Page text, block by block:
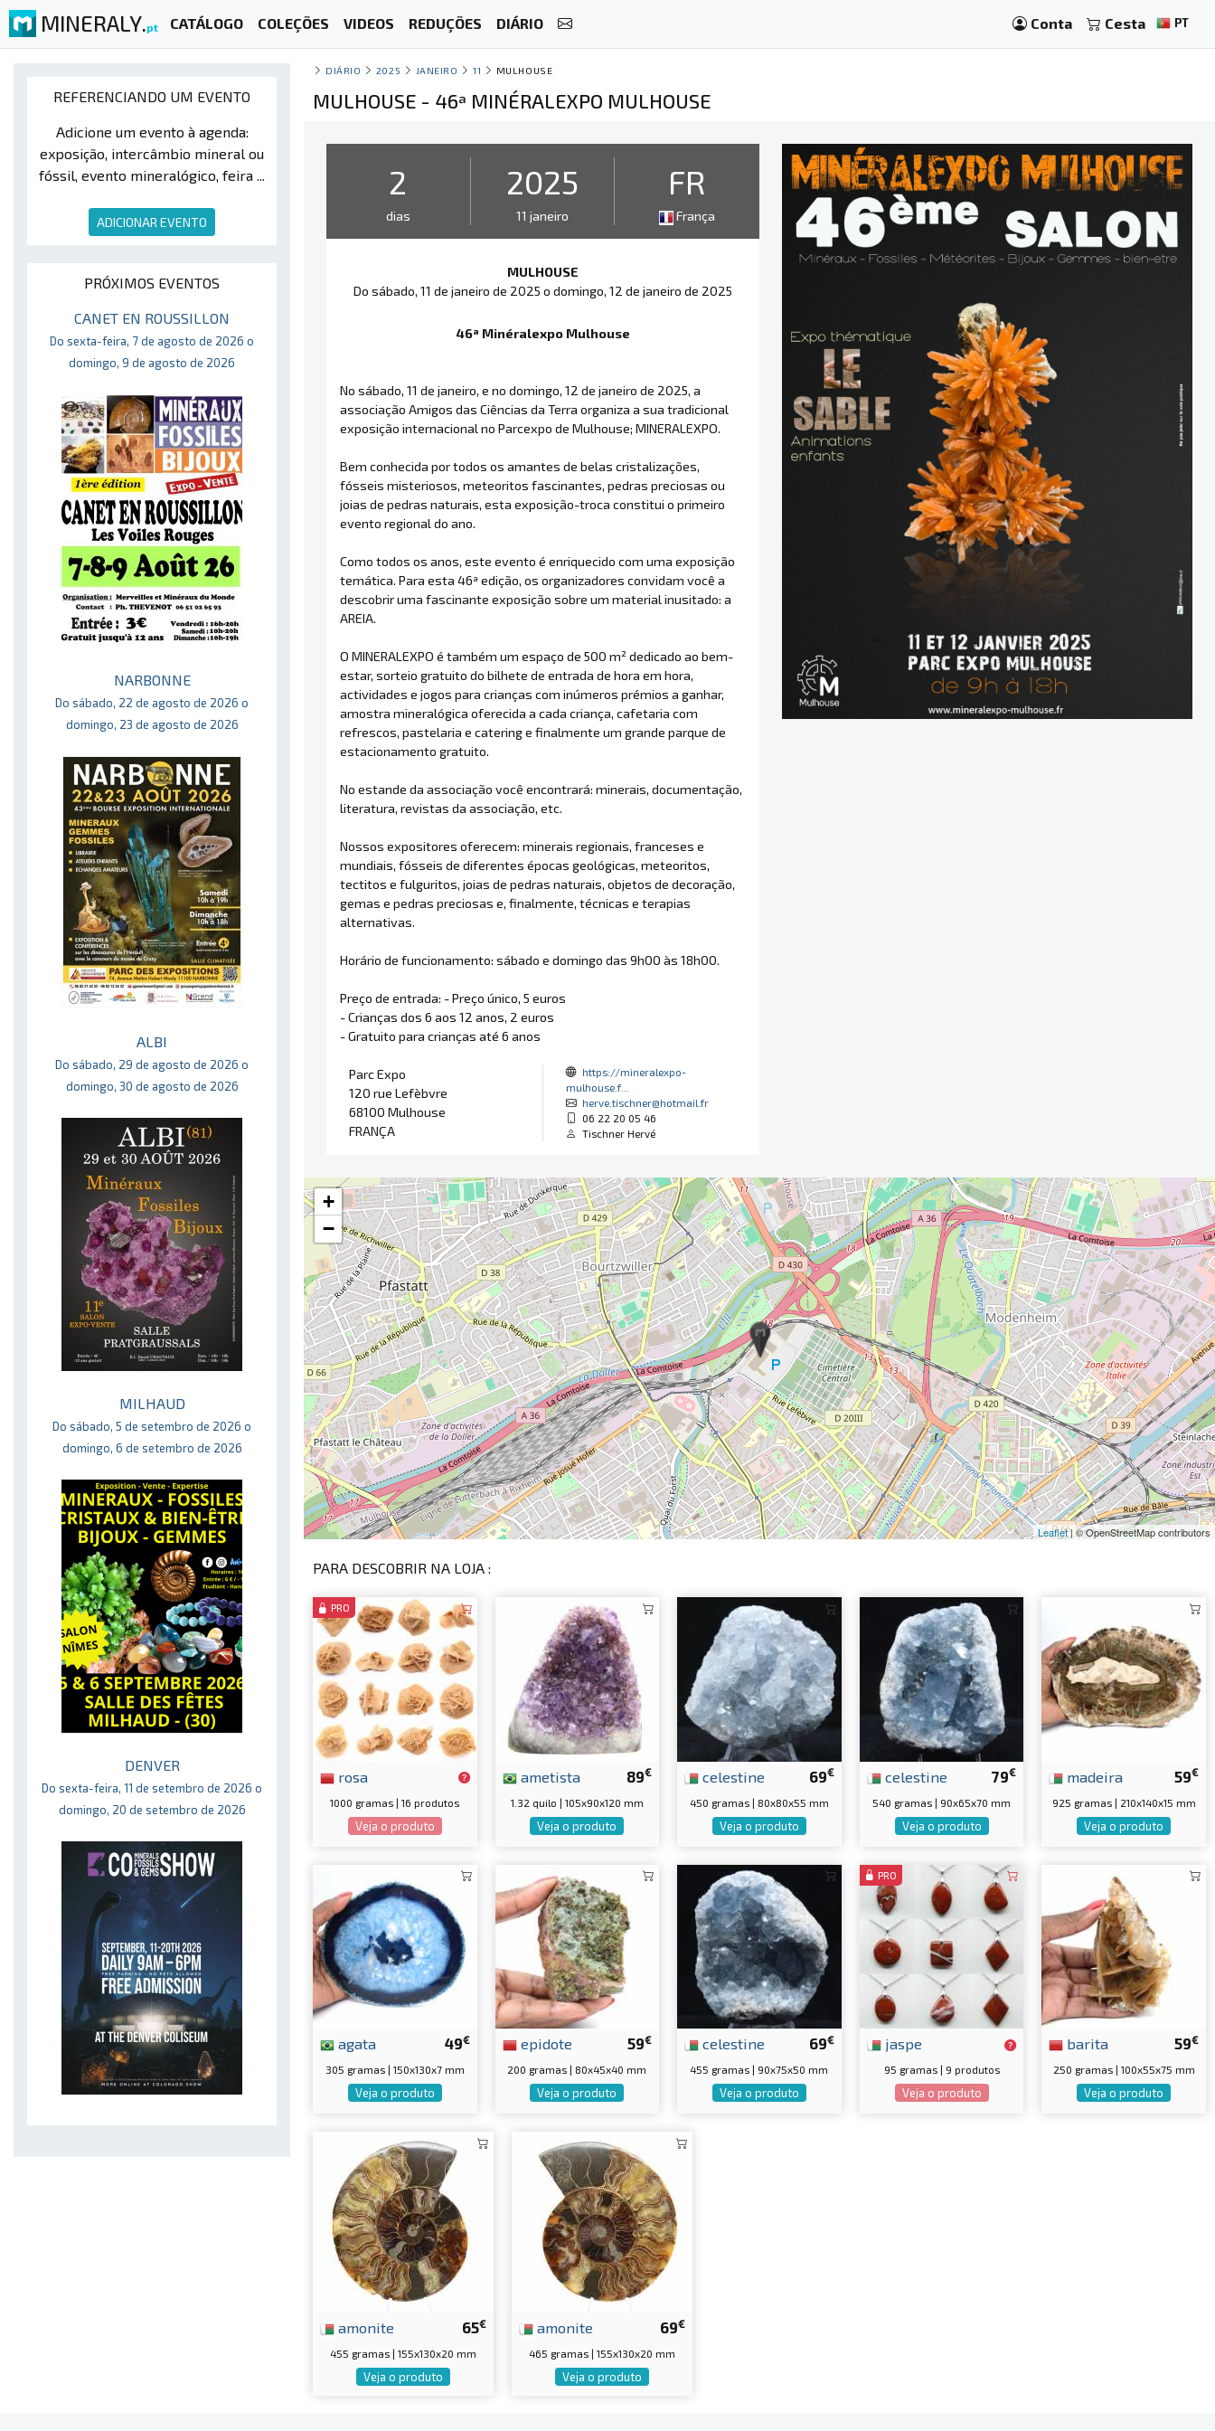
MINERALY.pt CATÁLOGO COLEÇÕES VIDEOS REDUÇÕES DIÁRIO Conta Cesta PT
REFERENCIANDO UM EVENTO
Adicione um evento à agenda:
exposição, intercâmbio mineral ou
fóssil, evento mineralógico, feira ...
ADICIONAR EVENTO
PRÓXIMOS EVENTOS
CANET EN ROUSSILLON
Do sexta-feira, 7 de agosto de 2026 o
domingo, 9 de agosto de 2026
NARBONNE
Do sábado, 22 de agosto de 2026 o
domingo, 23 de agosto de 2026
ALBI
Do sábado, 29 de agosto de 2026 o
domingo, 30 de agosto de 2026
MILHAUD
Do sábado, 5 de setembro de 2026 o
domingo, 6 de setembro de 2026
DENVER
Do sexta-feira, 11 de setembro de 2026 o
domingo, 20 de setembro de 2026
DIÁRIO 2025 JANEIRO 11 MULHOUSE
MULHOUSE - 46ª MINÉRALEXPO MULHOUSE
2
dias
2025
11 janeiro
FR
França
MULHOUSE
Do sábado, 11 de janeiro de 2025 o domingo, 12 de janeiro de 2025
46ª Minéralexpo Mulhouse
No sábado, 11 de janeiro, e no domingo, 12 de janeiro de 2025, a
associação Amigos das Ciências da Terra organiza a sua tradicional
exposição internacional no Parcexpo de Mulhouse; MINERALEXPO.
Bem conhecida por todos os amantes de belas cristalizações,
fósseis misteriosos, meteoritos fascinantes, pedras preciosas ou
joias de pedras naturais, esta exposição-troca constitui o primeiro
evento regional do ano.
Como todos os anos, este evento é enriquecido com uma exposição
temática. Para esta 46ª edição, os organizadores convidam você a
descobrir uma fascinante exposição sobre um material inusitado: a
AREIA.
O MINERALEXPO é também um espaço de 500 m² dedicado ao bem-
estar, sorteio gratuito do bilhete de entrada de hora em hora,
actividades e jogos para crianças com inúmeros prémios a ganhar,
amostra mineralógica oferecida a cada criança, cafetaria com
refrescos, pastelaria e catering e finalmente um grande parque de
estacionamento gratuito.
No estande da associação você encontrará: minerais, documentação,
literatura, revistas da associação, etc.
Nossos expositores oferecem: minerais regionais, franceses e
mundiais, fósseis de diferentes épocas geológicas, meteoritos,
tectitos e fulguritos, joias de pedras naturais, objetos de decoração,
gemas e pedras preciosas e, finalmente, técnicas e terapias
alternativas.
Horário de funcionamento: sábado e domingo das 9h00 às 18h00.
Preço de entrada: - Preço único, 5 euros
- Crianças dos 6 aos 12 anos, 2 euros
- Gratuito para crianças até 6 anos
Parc Expo
120 rue Lefèbvre
68100 Mulhouse
FRANÇA
https://mineralexpo-
mulhouse.f...
herve.tischner@hotmail.fr
06 22 20 05 46
Tischner Hervé
+
−
Leaflet| © OpenStreetMap contributors
PARA DESCOBRIR NA LOJA :
PRO
rosa
1000 gramas | 16 produtos
Veja o produto
89€
ametista
1.32 quilo | 105x90x120 mm
Veja o produto
69€
celestine
450 gramas | 80x80x55 mm
Veja o produto
79€
celestine
540 gramas | 90x65x70 mm
Veja o produto
59€
madeira
925 gramas | 210x140x15 mm
Veja o produto
49€
agata
305 gramas | 150x130x7 mm
Veja o produto
59€
epidote
200 gramas | 80x45x40 mm
Veja o produto
69€
celestine
455 gramas | 90x75x50 mm
Veja o produto
PRO
jaspe
95 gramas | 9 produtos
Veja o produto
59€
barita
250 gramas | 100x55x75 mm
Veja o produto
65€
amonite
455 gramas | 155x130x20 mm
Veja o produto
69€
amonite
465 gramas | 155x130x20 mm
Veja o produto